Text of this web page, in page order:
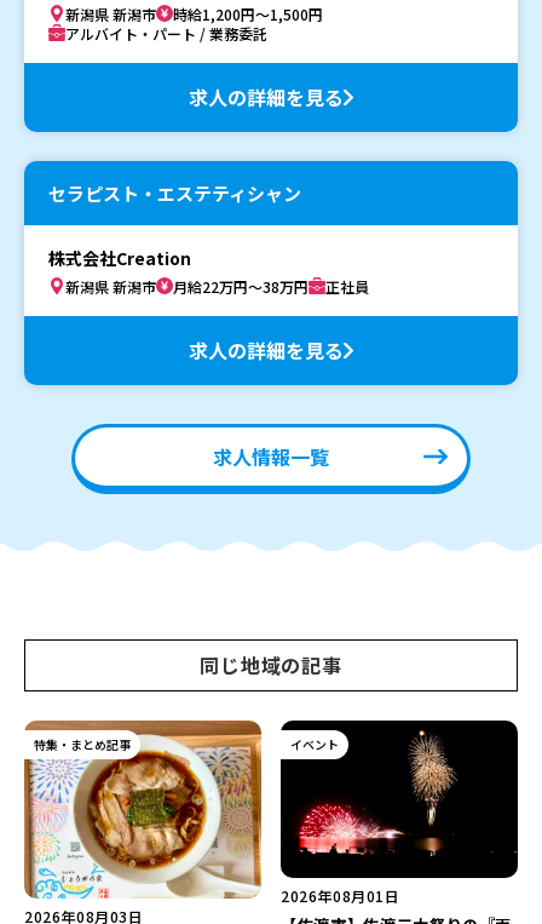
新潟県 新潟市
時給1,200円～1,500円
アルバイト・パート / 業務委託
求人の詳細を見る
セラピスト・エステティシャン
株式会社Creation
新潟県 新潟市 月給22万円～38万円 正社員
求人の詳細を見る
求人情報一覧
同じ地域の記事
特集・まとめ記事
2026年08月03日
イベント
2026年08月01日